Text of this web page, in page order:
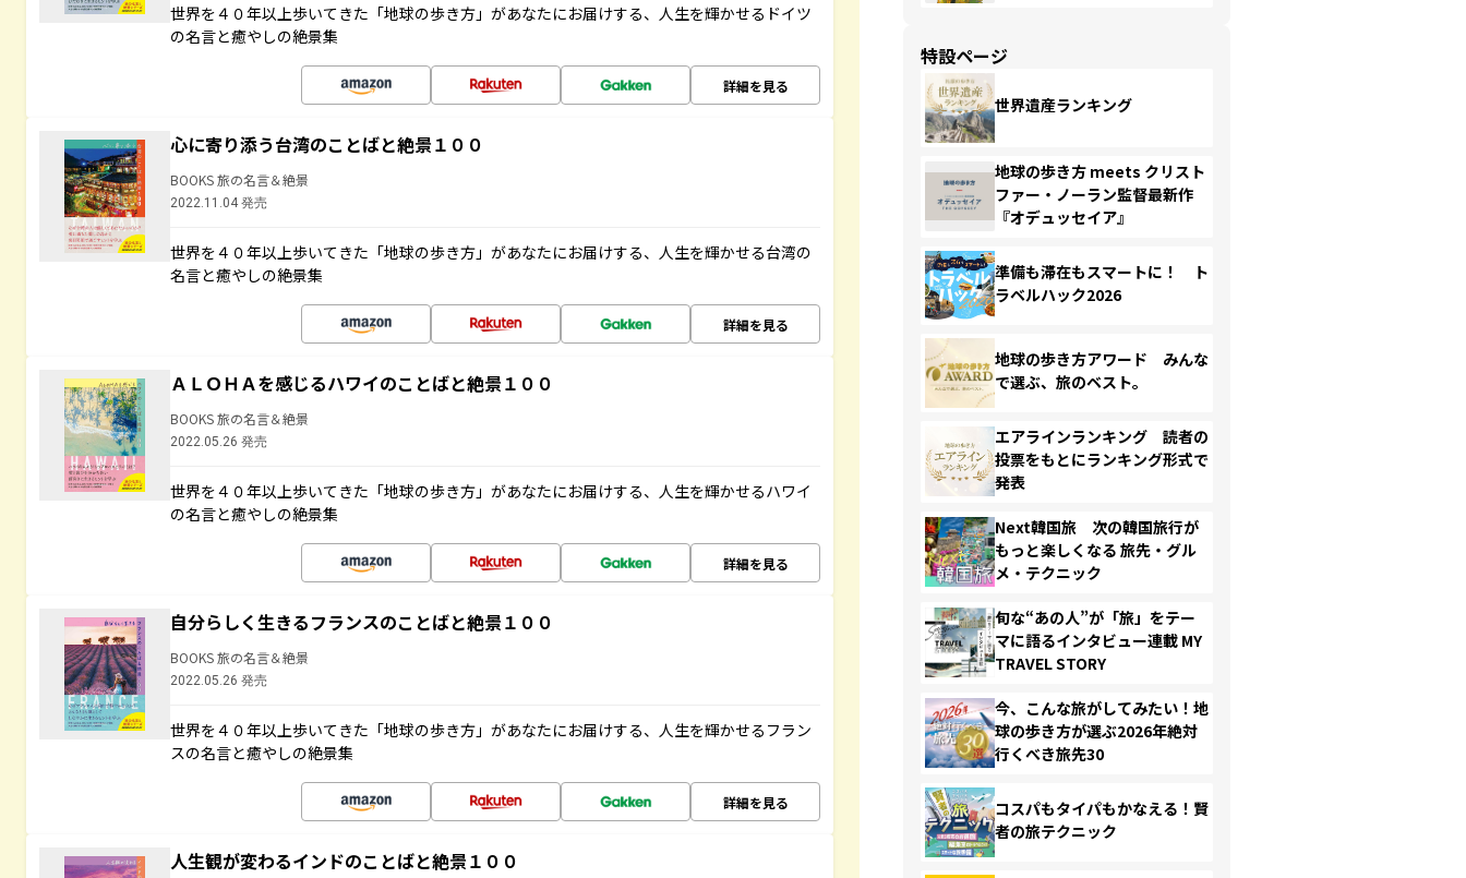
世界を４０年以上歩いてきた「地球の歩き方」があなたにお届けする、人生を輝かせるドイツ
の名言と癒やしの絶景集
詳細を見る
心に寄り添う台湾のことばと絶景１００
BOOKS 旅の名言＆絶景
2022.11.04 発売
世界を４０年以上歩いてきた「地球の歩き方」があなたにお届けする、人生を輝かせる台湾の
名言と癒やしの絶景集
詳細を見る
ＡＬＯＨＡを感じるハワイのことばと絶景１００
BOOKS 旅の名言＆絶景
2022.05.26 発売
世界を４０年以上歩いてきた「地球の歩き方」があなたにお届けする、人生を輝かせるハワイ
の名言と癒やしの絶景集
詳細を見る
自分らしく生きるフランスのことばと絶景１００
BOOKS 旅の名言＆絶景
2022.05.26 発売
世界を４０年以上歩いてきた「地球の歩き方」があなたにお届けする、人生を輝かせるフラン
スの名言と癒やしの絶景集
詳細を見る
人生観が変わるインドのことばと絶景１００
特設ページ
世界遺産ランキング
地球の歩き方 meets クリスト
ファー・ノーラン監督最新作
『オデュッセイア』
準備も滞在もスマートに！ ト
ラベルハック2026
地球の歩き方アワード みんな
で選ぶ、旅のベスト。
エアラインランキング 読者の
投票をもとにランキング形式で
発表
Next韓国旅 次の韓国旅行が
もっと楽しくなる 旅先・グル
メ・テクニック
旬な“あの人”が「旅」をテー
マに語るインタビュー連載 MY
TRAVEL STORY
今、こんな旅がしてみたい！地
球の歩き方が選ぶ2026年絶対
行くべき旅先30
コスパもタイパもかなえる！賢
者の旅テクニック